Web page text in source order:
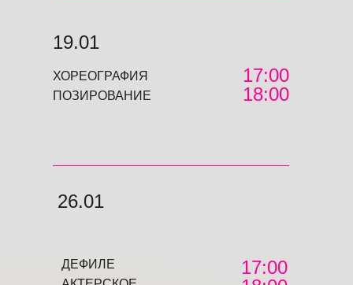
26.01
17:00
ДЕФИЛЕ
19.01
17:00
18:00
ХОРЕОГРАФИЯ
ПОЗИРОВАНИЕ